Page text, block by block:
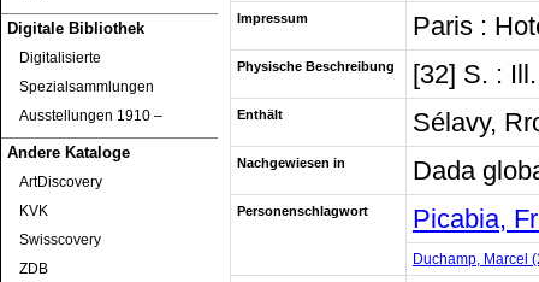
Digitale Bibliothek
Digitalisierte
Spezialsammlungen
Ausstellungen 1910 ‒
Andere Kataloge
ArtDiscovery
KVK
Swisscovery
ZDB
Impressum Paris :
Physische Beschreibung [32] S. :
Enthält Sélavy,
Nachgewiesen in Dada
Personenschlagwort Picabia,
Duchamp, Marcel